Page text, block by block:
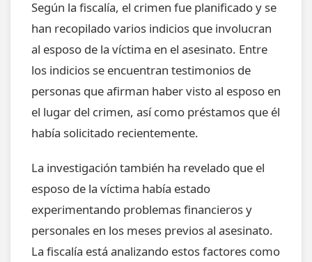
Según la fiscalía, el crimen fue planificado y se
han recopilado varios indicios que involucran
al esposo de la víctima en el asesinato. Entre
los indicios se encuentran testimonios de
personas que afirman haber visto al esposo en
el lugar del crimen, así como préstamos que él
había solicitado recientemente.
La investigación también ha revelado que el
esposo de la víctima había estado
experimentando problemas financieros y
personales en los meses previos al asesinato.
La fiscalía está analizando estos factores como